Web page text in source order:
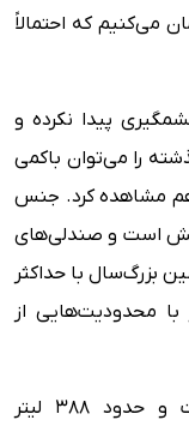
می‌کنیم که احتمالاً
پیدا نکرده و
را می‌توان باکمی
هم مشاهده کرد. جنس
است و صندلی‌های
بزرگ‌سال با حداکثر
با محدودیت‌هایی از
صندوق‌عقب اکسنت چندان بزرگ نیست و حدود ۳۸۸ لیتر